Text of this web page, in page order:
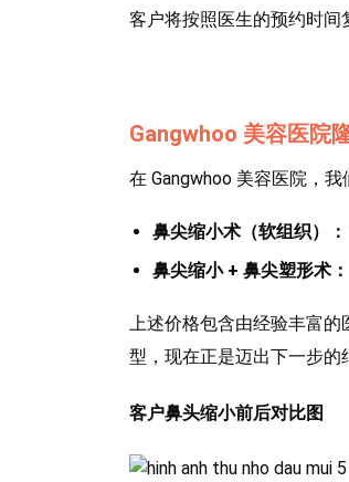
客户将按照医生的预约时间
Gangwhoo 美容医院
在 Gangwhoo 美容医院，
鼻尖缩小术（软组织）：
鼻尖缩小 + 鼻尖塑形术：
上述价格包含由经验丰富
型，现在正是迈出下一步的
客户鼻头缩小前后对比图